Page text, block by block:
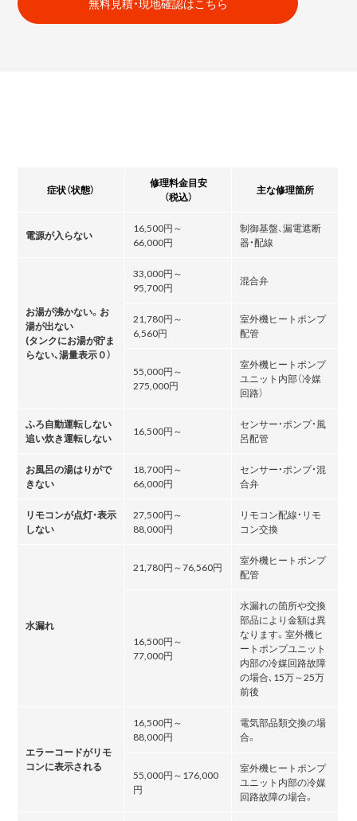
症状（状態）
修理料金目安
（税込）
主な修理箇所
電源が入らない
16,500円～
66,000円
制御基盤、漏電遮断
器・配線
お湯が沸かない。お
湯が出ない
(タンクにお湯が貯ま
らない､湯量表示０）
33,000円～
95,700円
混合弁
21,780円～
6,560円
室外機ヒートポンプ
配管
55,000円～
275,000円
室外機ヒートポンプ
ユニット内部（冷媒
回路）
ふろ自動運転しない
追い炊き運転しない
16,500円～
センサー・ポンプ・風
呂配管
お風呂の湯はりがで
きない
18,700円～
66,000円
センサー・ポンプ・混
合弁
リモコンが点灯・表示
しない
27,500円～
88,000円
リモコン配線・リモ
コン交換
水漏れ
21,780円～76,560円
室外機ヒートポンプ
配管
16,500円～
77,000円
水漏れの箇所や交換
部品により金額は異
なります。室外機ヒ
ートポンプユニット
内部の冷媒回路故障
の場合､15万～25万
前後
エラーコードがリモ
コンに表示される
16,500円～
88,000円
電気部品類交換の場
合。
55,000円～176,000
円
室外機ヒートポンプ
ユニット内部の冷媒
回路故障の場合。